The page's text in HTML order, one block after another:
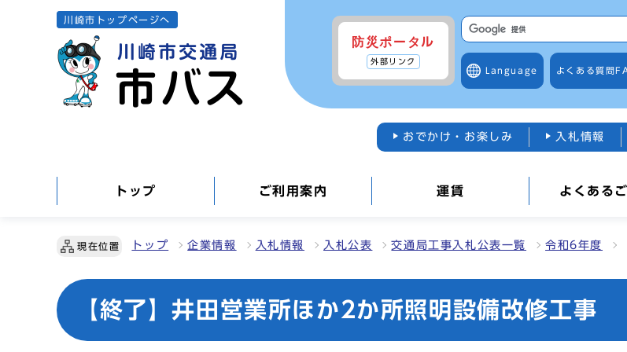
川崎市トップページへ
防災ポータル
外部リンク
Language よくある質問
おでかけ・お楽しみ 入札情報
トップ ご利用案内 運賃 よくある
現在位置 トップ 企業情報 入札情報 入札公表 交通局工事入札公表一覧 令和6年度
【終了】井田営業所ほか2か所照明設備改修工事